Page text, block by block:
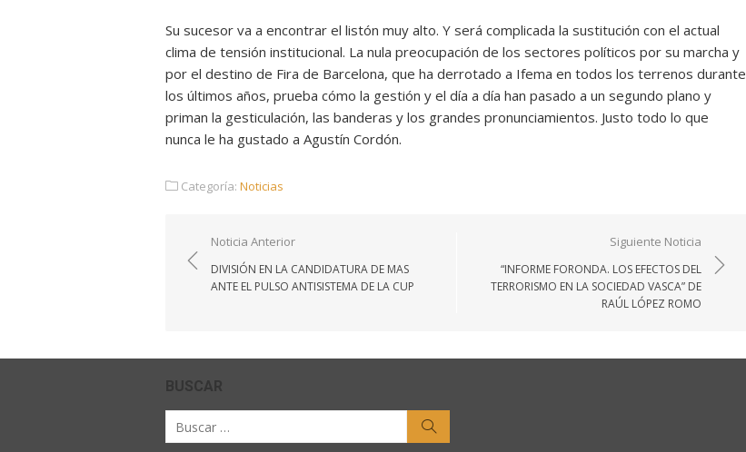
Su sucesor va a encontrar el listón muy alto. Y será complicada la sustitución con el actual
clima de tensión institucional. La nula preocupación de los sectores políticos por su marcha y
por el destino de Fira de Barcelona, que ha derrotado a Ifema en todos los terrenos durante
los últimos años, prueba cómo la gestión y el día a día han pasado a un segundo plano y
priman la gesticulación, las banderas y los grandes pronunciamientos. Justo todo lo que
nunca le ha gustado a Agustín Cordón.
Categoría: Noticias
Navegación
de
entradas
Noticia Anterior
DIVISIÓN EN LA CANDIDATURA DE MAS
ANTE EL PULSO ANTISISTEMA DE LA CUP
Siguiente Noticia
“INFORME FORONDA. LOS EFECTOS DEL
TERRORISMO EN LA SOCIEDAD VASCA” DE
RAÚL LÓPEZ ROMO
BUSCAR
Buscar
por: